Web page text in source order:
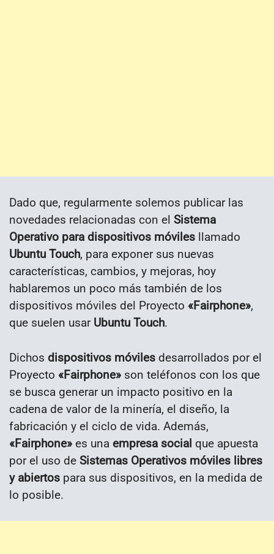
Dado que, regularmente solemos publicar las
novedades relacionadas con el Sistema
Operativo para dispositivos móviles llamado
Ubuntu Touch, para exponer sus nuevas
características, cambios, y mejoras, hoy
hablaremos un poco más también de los
dispositivos móviles del Proyecto «Fairphone»,
que suelen usar Ubuntu Touch.
Dichos dispositivos móviles desarrollados por el
Proyecto «Fairphone» son teléfonos con los que
se busca generar un impacto positivo en la
cadena de valor de la minería, el diseño, la
fabricación y el ciclo de vida. Además,
«Fairphone» es una empresa social que apuesta
por el uso de Sistemas Operativos móviles libres
y abiertos para sus dispositivos, en la medida de
lo posible.